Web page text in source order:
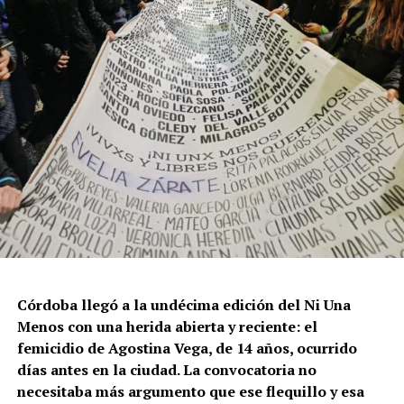
Córdoba llegó a la undécima edición del Ni Una
Menos con una herida abierta y reciente: el
femicidio de Agostina Vega, de 14 años, ocurrido
días antes en la ciudad. La convocatoria no
necesitaba más argumento que ese flequillo y esa